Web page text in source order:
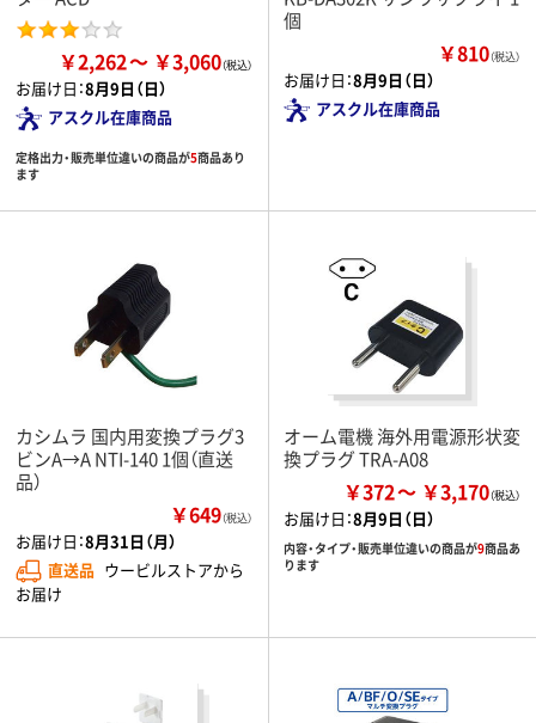
￥2,262 ￥3,060
お届け日：8月9日（日）
アスクル在庫商品
定格出力・販売単位違いの商品が5商品あり
ます
個
￥810（税込）
お届け日：8月9日（日）
アスクル在庫商品
カシムラ 国内用変換プラグ3
ビンA→A NTI-140 1個（直送
品）
￥649（税込）
お届け日：8月31日（月）
直送品 ウービルストアから
お届け
オーム電機 海外用電源形状変
換プラグ TRA-A08
￥372 ￥3,170
お届け日：8月9日（日）
内容・タイプ・販売単位違いの商品が9商品あ
ります